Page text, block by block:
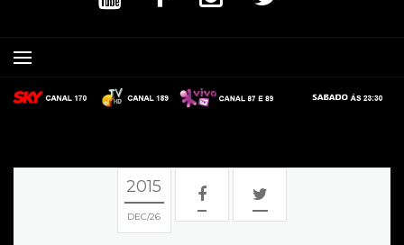
2015
DEC 26